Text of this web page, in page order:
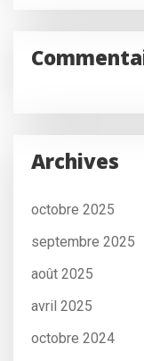
Archives
octobre 2025
septembre 2025
août 2025
avril 2025
octobre 2024